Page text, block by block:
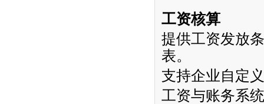
工资核算
提供工资发放
表。
支持企业自定
工资与账务系